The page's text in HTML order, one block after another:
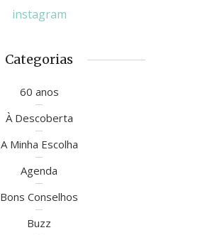
instagram
Categorias
60 anos
À Descoberta
A Minha Escolha
Agenda
Bons Conselhos
Buzz